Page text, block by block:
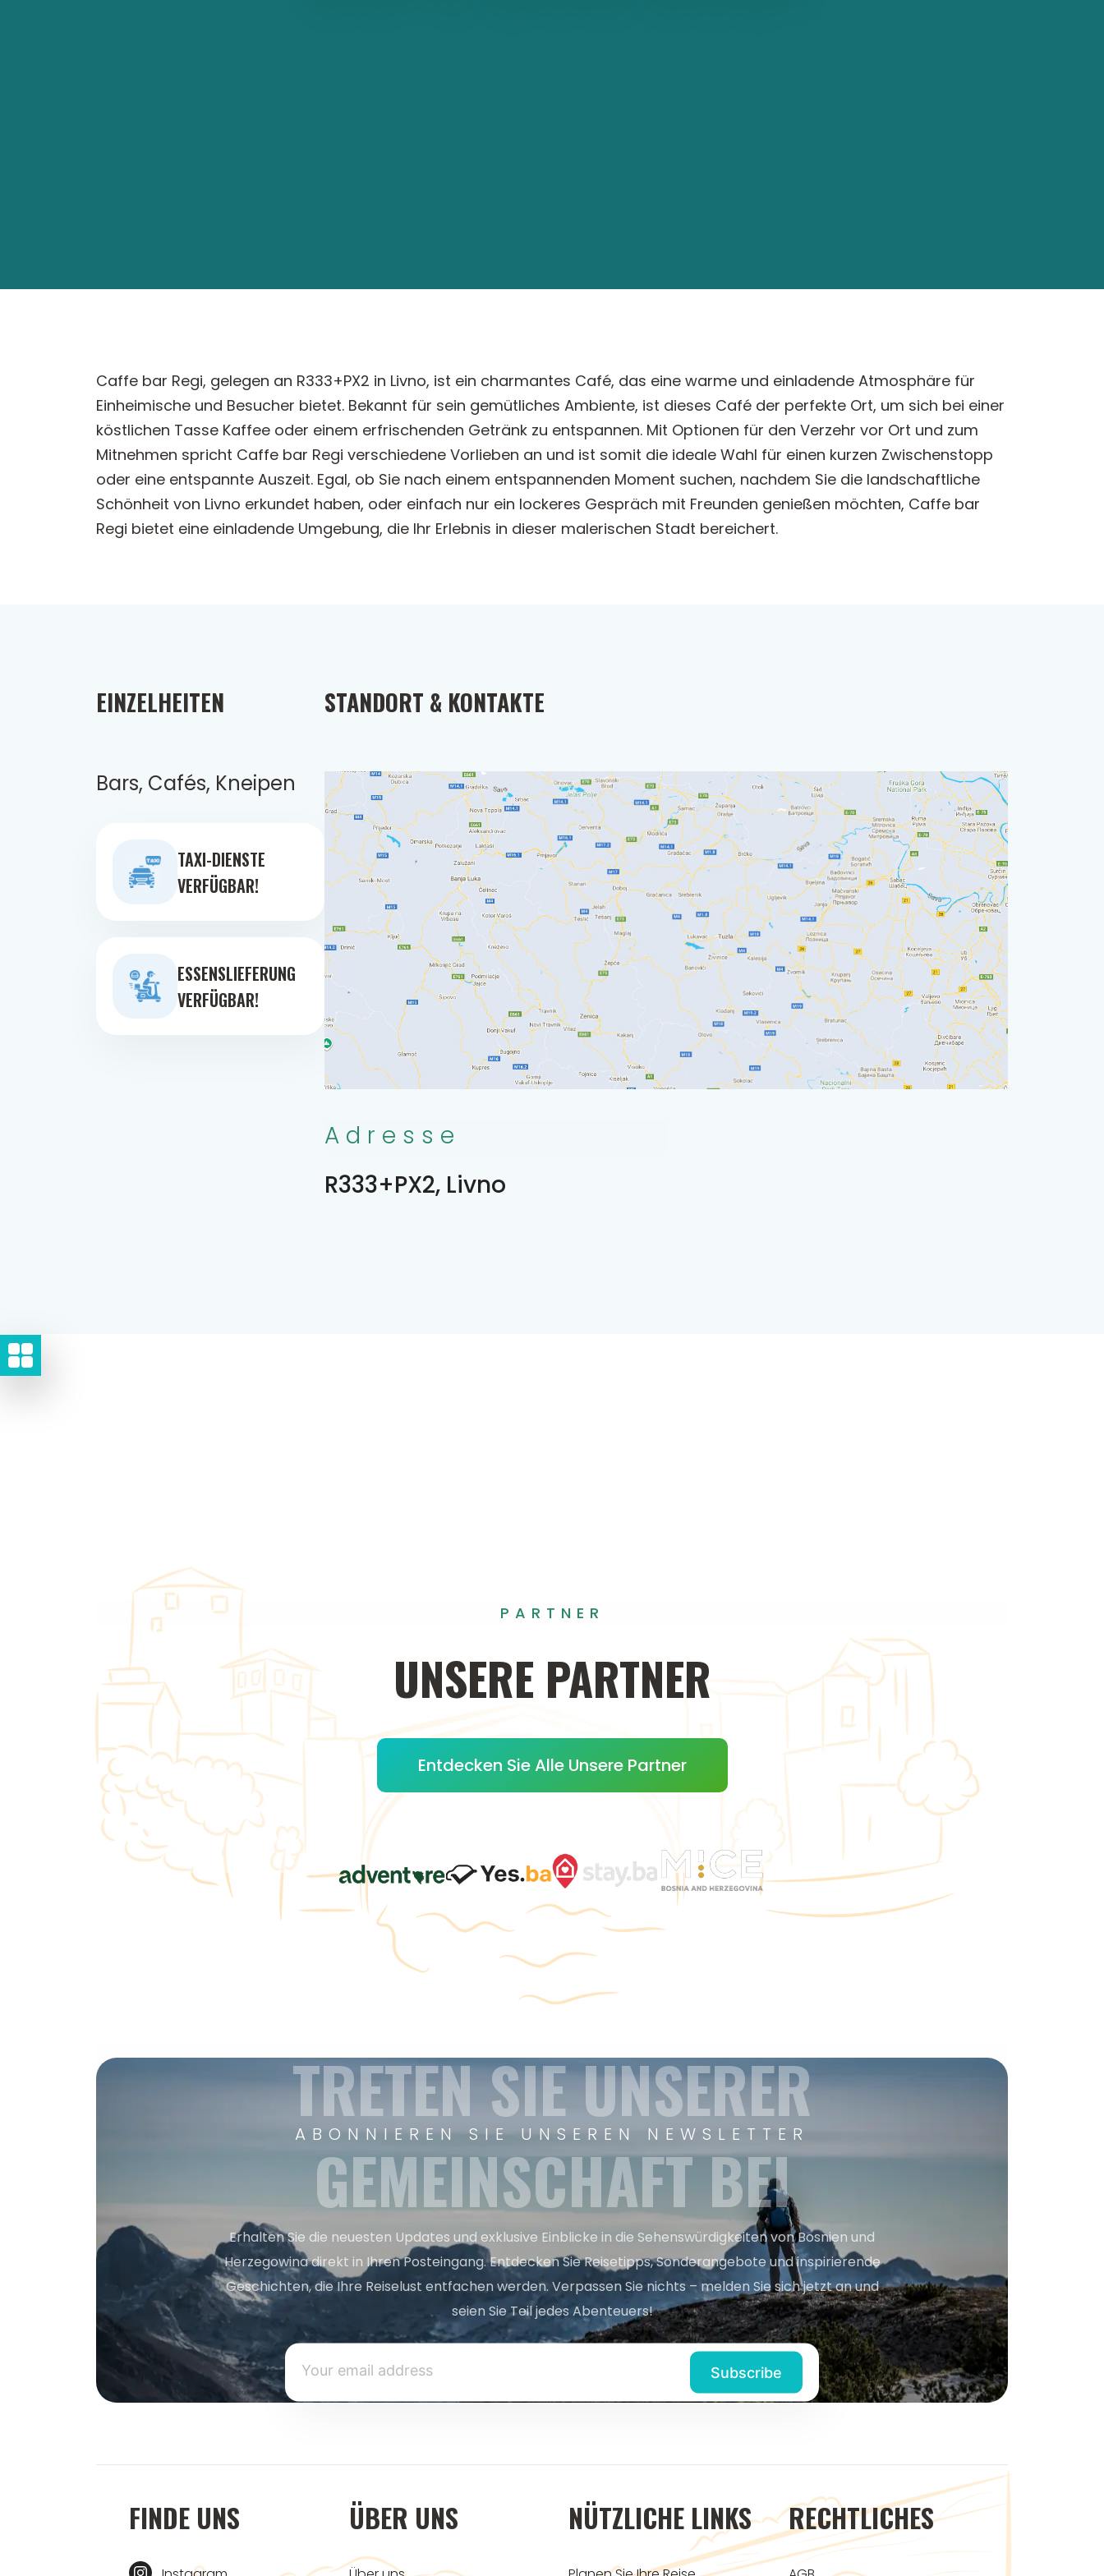
Caffe bar Regi, gelegen an R333+PX2 in Livno, ist ein charmantes Café, das eine warme und einladende Atmosphäre für
Einheimische und Besucher bietet. Bekannt für sein gemütliches Ambiente, ist dieses Café der perfekte Ort, um sich bei einer
köstlichen Tasse Kaffee oder einem erfrischenden Getränk zu entspannen. Mit Optionen für den Verzehr vor Ort und zum
Mitnehmen spricht Caffe bar Regi verschiedene Vorlieben an und ist somit die ideale Wahl für einen kurzen Zwischenstopp
oder eine entspannte Auszeit. Egal, ob Sie nach einem entspannenden Moment suchen, nachdem Sie die landschaftliche
Schönheit von Livno erkundet haben, oder einfach nur ein lockeres Gespräch mit Freunden genießen möchten, Caffe bar
Regi bietet eine einladende Umgebung, die Ihr Erlebnis in dieser malerischen Stadt bereichert.
EINZELHEITEN
Bars, Cafés, Kneipen
TAXI-DIENSTE
VERFÜGBAR!
ESSENSLIEFERUNG
VERFÜGBAR!
STANDORT & KONTAKTE
Adresse
R333+PX2, Livno
PARTNER
UNSERE PARTNER
Entdecken Sie Alle Unsere Partner
ABONNIEREN SIE UNSEREN NEWSLETTER
TRETEN SIE UNSERER
GEMEINSCHAFT BEI
Erhalten Sie die neuesten Updates und exklusive Einblicke in die Sehenswürdigkeiten von Bosnien und
Herzegowina direkt in Ihren Posteingang. Entdecken Sie Reisetipps, Sonderangebote und inspirierende
Geschichten, die Ihre Reiselust entfachen werden. Verpassen Sie nichts – melden Sie sich jetzt an und
seien Sie Teil jedes Abenteuers!
FINDE UNS ÜBER UNS NÜTZLICHE LINKS RECHTLICHES